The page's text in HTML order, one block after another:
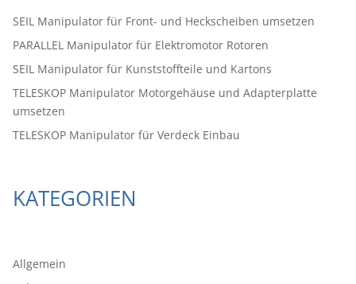
SEIL Manipulator für Front- und Heckscheiben umsetzen
PARALLEL Manipulator für Elektromotor Rotoren
SEIL Manipulator für Kunststoffteile und Kartons
TELESKOP Manipulator Motorgehäuse und Adapterplatte
umsetzen
TELESKOP Manipulator für Verdeck Einbau
KATEGORIEN
Allgemein